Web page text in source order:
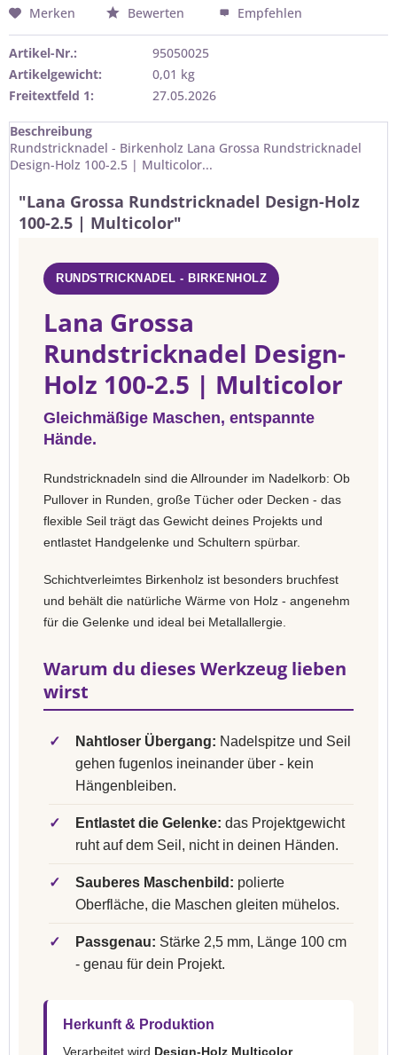
Merken Bewerten Empfehlen
Artikel-Nr.:
95050025
Artikelgewicht:
0,01 kg
Freitextfeld 1:
27.05.2026
Beschreibung
Rundstricknadel - Birkenholz Lana Grossa Rundstricknadel
Design-Holz 100-2.5 | Multicolor...
"Lana Grossa Rundstricknadel Design-Holz
100-2.5 | Multicolor"
RUNDSTRICKNADEL - BIRKENHOLZ
Lana Grossa
Rundstricknadel Design-
Holz 100-2.5 | Multicolor
Gleichmäßige Maschen, entspannte
Hände.
Rundstricknadeln sind die Allrounder im Nadelkorb: Ob
Pullover in Runden, große Tücher oder Decken - das
flexible Seil trägt das Gewicht deines Projekts und
entlastet Handgelenke und Schultern spürbar.
Schichtverleimtes Birkenholz ist besonders bruchfest
und behält die natürliche Wärme von Holz - angenehm
für die Gelenke und ideal bei Metallallergie.
Warum du dieses Werkzeug lieben
wirst
✓ Nahtloser Übergang: Nadelspitze und Seil
gehen fugenlos ineinander über - kein
Hängenbleiben.
✓ Entlastet die Gelenke: das Projektgewicht
ruht auf dem Seil, nicht in deinen Händen.
✓ Sauberes Maschenbild: polierte
Oberfläche, die Maschen gleiten mühelos.
✓ Passgenau: Stärke 2,5 mm, Länge 100 cm
- genau für dein Projekt.
Herkunft & Produktion
Verarbeitet wird Design-Holz Multicolor